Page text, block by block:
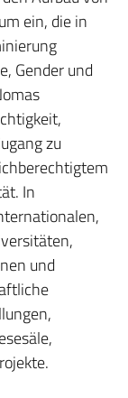
ein, die in
Gender und
zu
In
und